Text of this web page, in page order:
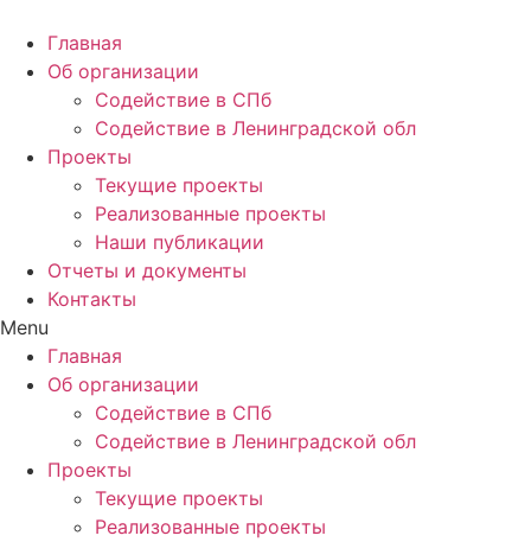
Главная
Об организации
Содействие в СПб
Содействие в Ленинградской обл
Проекты
Текущие проекты
Реализованные проекты
Наши публикации
Отчеты и документы
Контакты
Menu
Главная
Об организации
Содействие в СПб
Содействие в Ленинградской обл
Проекты
Текущие проекты
Реализованные проекты